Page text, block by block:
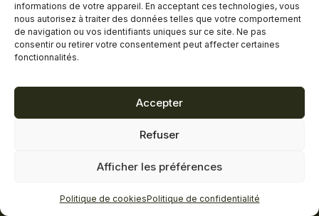
informations de votre appareil. En acceptant ces technologies, vous
nous autorisez à traiter des données telles que votre comportement
de navigation ou vos identifiants uniques sur ce site. Ne pas
consentir ou retirer votre consentement peut affecter certaines
fonctionnalités.
Accepter
Refuser
Afficher les préférences
Politique de cookiesPolitique de confidentialité
Lundi au mercredi
9h00 à 17h30
Jeudi
9h00 à 20h00
Vendredi
9h00 à 18h00
Dimanche
11h00 à 16h30
Termes et conditions
Réalisation Zonart Communications